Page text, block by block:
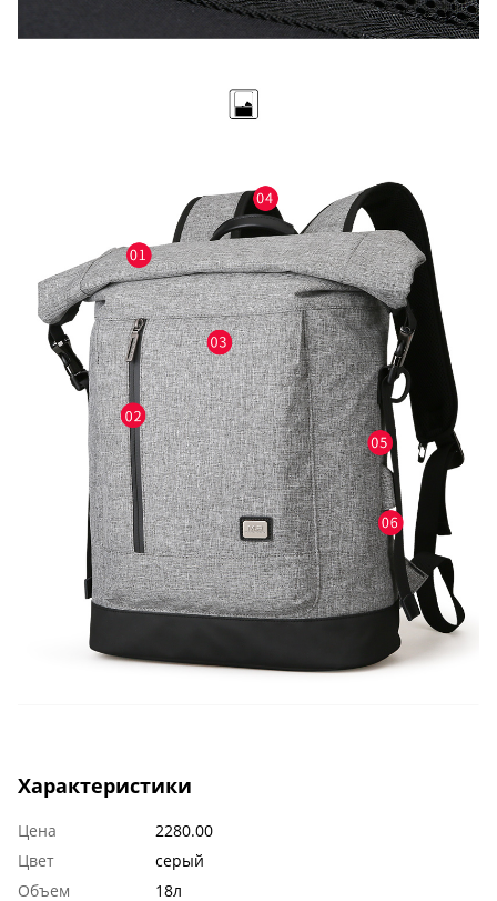
Характеристики
Цена
2280.00
Цвет
серый
Объем
18л